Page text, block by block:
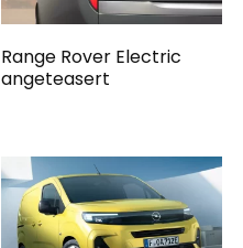
Range Rover Electric
angeteasert